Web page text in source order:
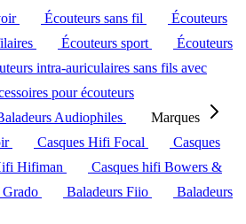
Écouteurs sans fil
Écouteurs
Écouteurs sport
Écouteurs
intra-auriculaires sans fils avec
pour écouteurs
Audiophiles
Marques
Casques Hifi Focal
Casques
Hifiman
Casques hifi Bowers &
Baladeurs Fiio
Baladeurs